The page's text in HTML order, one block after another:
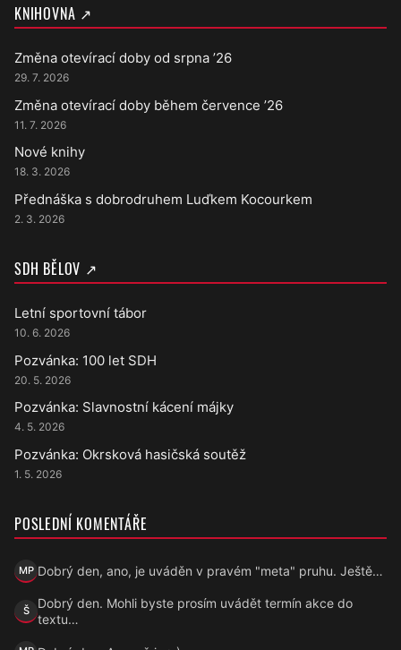
KNIHOVNA ↗
Změna otevírací doby od srpna ’26
29. 7. 2026
Změna otevírací doby během července ’26
11. 7. 2026
Nové knihy
18. 3. 2026
Přednáška s dobrodruhem Luďkem Kocourkem
2. 3. 2026
SDH BĚLOV ↗
Letní sportovní tábor
10. 6. 2026
Pozvánka: 100 let SDH
20. 5. 2026
Pozvánka: Slavnostní kácení májky
4. 5. 2026
Pozvánka: Okrsková hasičská soutěž
1. 5. 2026
POSLEDNÍ KOMENTÁŘE
MP
Marek Přecechtěl
Dobrý den, ano, je uváděn v pravém "meta" pruhu. Ještě…
ŠŠárka
Dobrý den. Mohli byste prosím uvádět termín akce do
textu…